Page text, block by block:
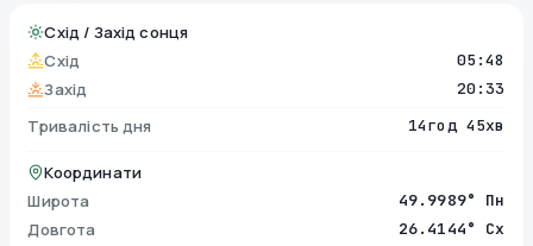
Схід / Захід сонця
Схід
05:48
Захід 20:33
Тривалість дня 14год 45хв
Координати
Широта
49.9989° Пн
Довгота 26.4144° Сх